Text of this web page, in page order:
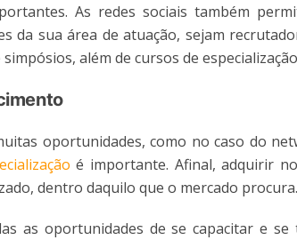
As redes sociais também
da sua área de atuação, sejam
além de cursos de
oportunidades, como no caso do
é importante. Afinal, adquirir
dentro daquilo que o mercado procura.
as oportunidades de se capacitar e